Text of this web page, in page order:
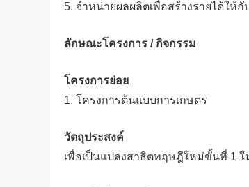
5. จำหน่ายผลผลิตเพื่อสร้างรายได้ให้กั
ลักษณะโครงการ / กิจกรรม
โครงการย่อย
1. โครงการต้นแบบการเกษตร
วัตถุประสงค์
เพื่อเป็นแปลงสาธิตทฤษฎีใหม่ขั้นที่ 1